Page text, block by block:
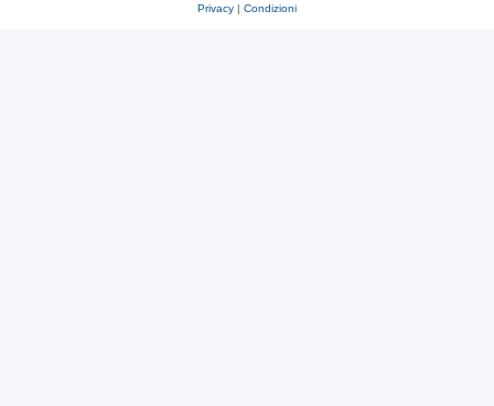
Privacy | Condizioni